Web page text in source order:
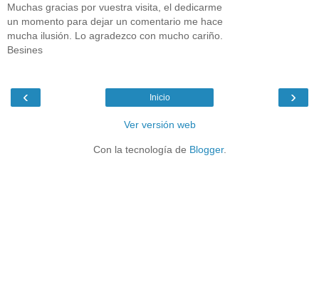
Muchas gracias por vuestra visita, el dedicarme
un momento para dejar un comentario me hace
mucha ilusión. Lo agradezco con mucho cariño.
Besines
‹ ›
Inicio
Ver versión web
Con la tecnología de Blogger.